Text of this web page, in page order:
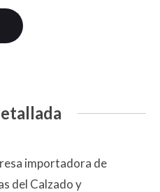
importadora de
del Calzado y